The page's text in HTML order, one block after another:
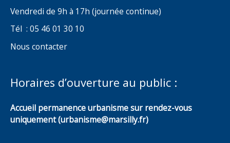
Vendredi de 9h à 17h (journée continue)
Tél : 05 46 01 30 10
Nous contacter
Horaires d’ouverture au public :
Accueil permanence urbanisme sur rendez-vous
uniquement (urbanisme@marsilly.fr)